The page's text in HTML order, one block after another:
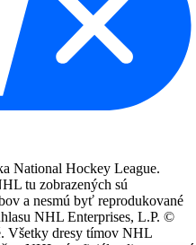
National Hockey League.
tu zobrazených sú
a nesmú byť reprodukované
NHL Enterprises, L.P. ©
Všetky dresy tímov NHL